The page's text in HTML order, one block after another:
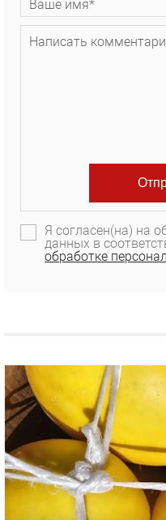
Я согласен(на) на
данных в
обработке